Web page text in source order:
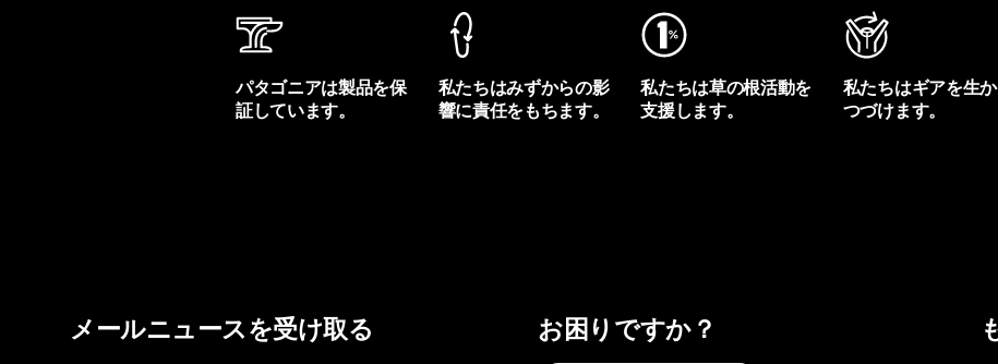
パタゴニアは製品を保
証しています。
私たちはみずからの影
響に責任をもちます。
私たちは草の根活動を
支援します。
私たちはギアを生
つづけます。
メールニュースを受け取る お困りですか？